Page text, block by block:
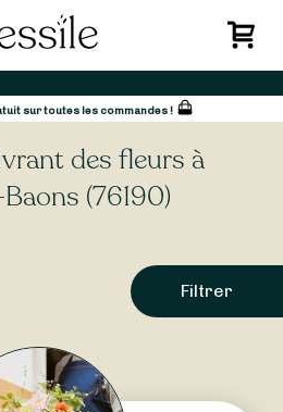
sur toutes les commandes !
des fleurs à
(76190)
Filtrer